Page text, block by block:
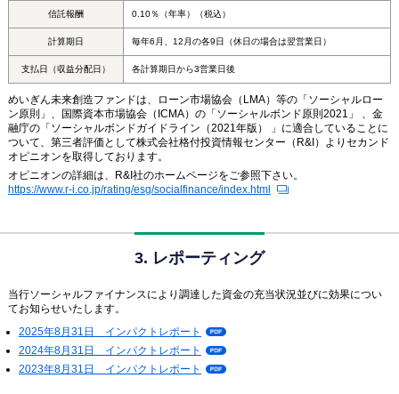
信託報酬 0.10％（年率）（税込）
計算期日 毎年6月、12月の各9日（休日の場合は翌営業日）
支払日（収益分配日） 各計算期日から3営業日後
めいぎん未来創造ファンドは、ローン市場協会（LMA）等の「ソーシャルロー
ン原則」、国際資本市場協会（ICMA）の「ソーシャルボンド原則2021」 、金
融庁の「ソーシャルボンドガイドライン（2021年版） 」に適合していることに
ついて、第三者評価として株式会社格付投資情報センター（R&I）よりセカンド
オピニオンを取得しております。
オピニオンの詳細は、R&I社のホームページをご参照下さい。
https://www.r-i.co.jp/rating/esg/socialfinance/index.html
3. レポーティング
当行ソーシャルファイナンスにより調達した資金の充当状況並びに効果につい
てお知らせいたします。
2025年8月31日 インパクトレポート P
D
2024年8月31日 インパクトレポート P
D
2023年8月31日 インパクトレポート P